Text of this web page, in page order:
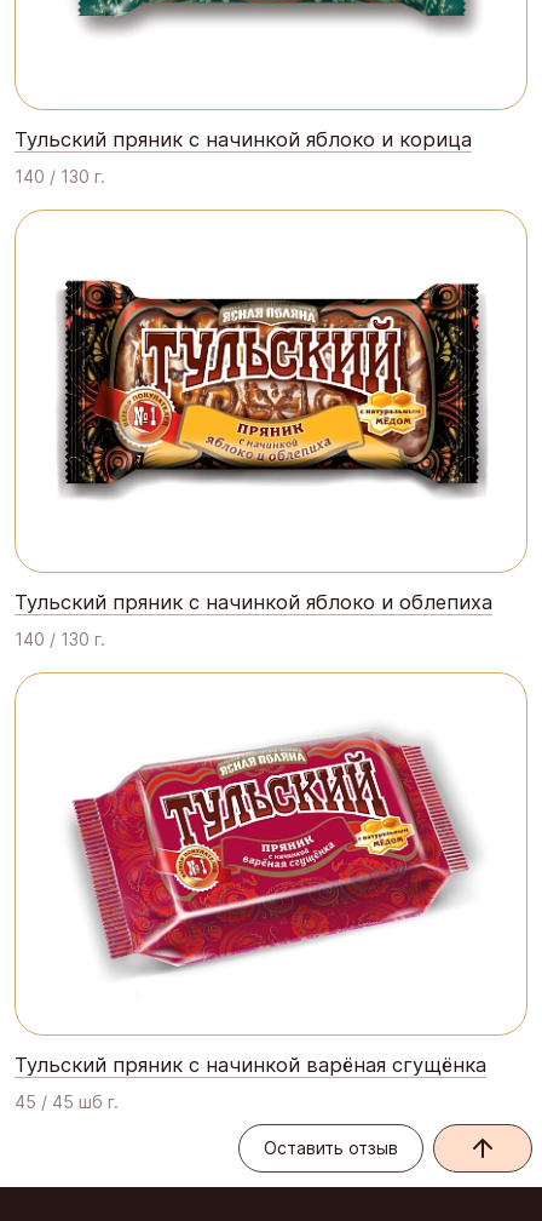
Тульский пряник с начинкой яблоко и корица
140 / 130 г.
Тульский пряник с начинкой яблоко и облепиха
140 / 130 г.
Тульский пряник с начинкой варёная сгущёнка
45 / 45 шб г.
Оставить отзыв